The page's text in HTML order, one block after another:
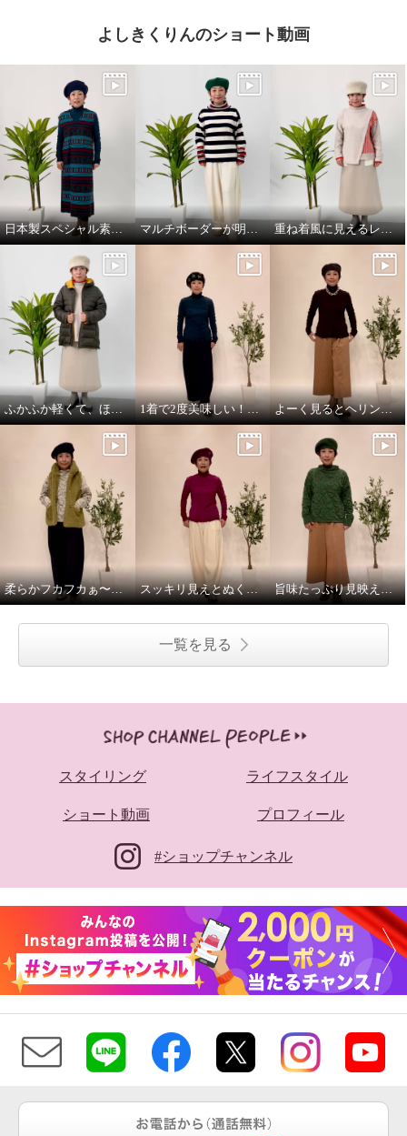
よしきくりんのショート動画
日本製スペシャル素材のジャンパースカート！ マルチボーダーが明るさ添えるニットプルオーバー！ 重ね着風に見えるレイヤードデザインのニットプルオーバー！
ふかふか軽くて、ほっこり暖かい、dot柄いっぱいのライトダウンミドルコート！ 1着で2度美味しい！ふんわり着心地満点の2wayカットソー よーく見るとヘリンボーン柄、楽ちんガウチョパンツ！
柔らかフカフカぁ〜これさえあればのベスト！ スッキリ見えとぬくぬく融合の絶妙パンツ！ 旨味たっぷり見映え良し！日本の匠の技素材が決め手のプルオーバー
一覧を見る
スタイリング ライフスタイル
ショート動画 プロフィール
#ショップチャンネル